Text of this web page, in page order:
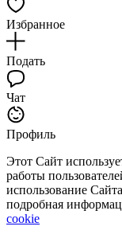
Избранное
Подать
Чат
Профиль
Этот Сайт
работы
использование
подробная
cookie